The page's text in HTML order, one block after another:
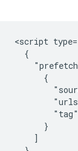
<script
  {
      {
      }
    ]